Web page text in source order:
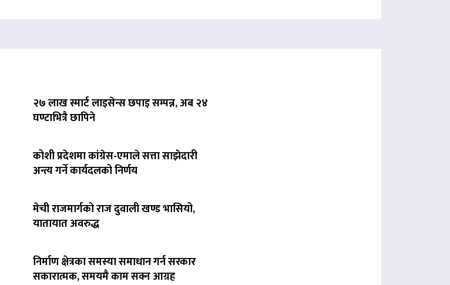
२७ लाख स्मार्ट लाइसेन्स छपाइ सम्पन्न, अब २४
घण्टाभित्रै छापिने
कोशी प्रदेशमा कांग्रेस-एमाले सत्ता साझेदारी
अन्त्य गर्ने कार्यदलको निर्णय
मेची राजमार्गको राज दुवाली खण्ड भासियो,
यातायात अवरुद्ध
निर्माण क्षेत्रका समस्या समाधान गर्न सरकार
सकारात्मक, समयमै काम सक्न आग्रह